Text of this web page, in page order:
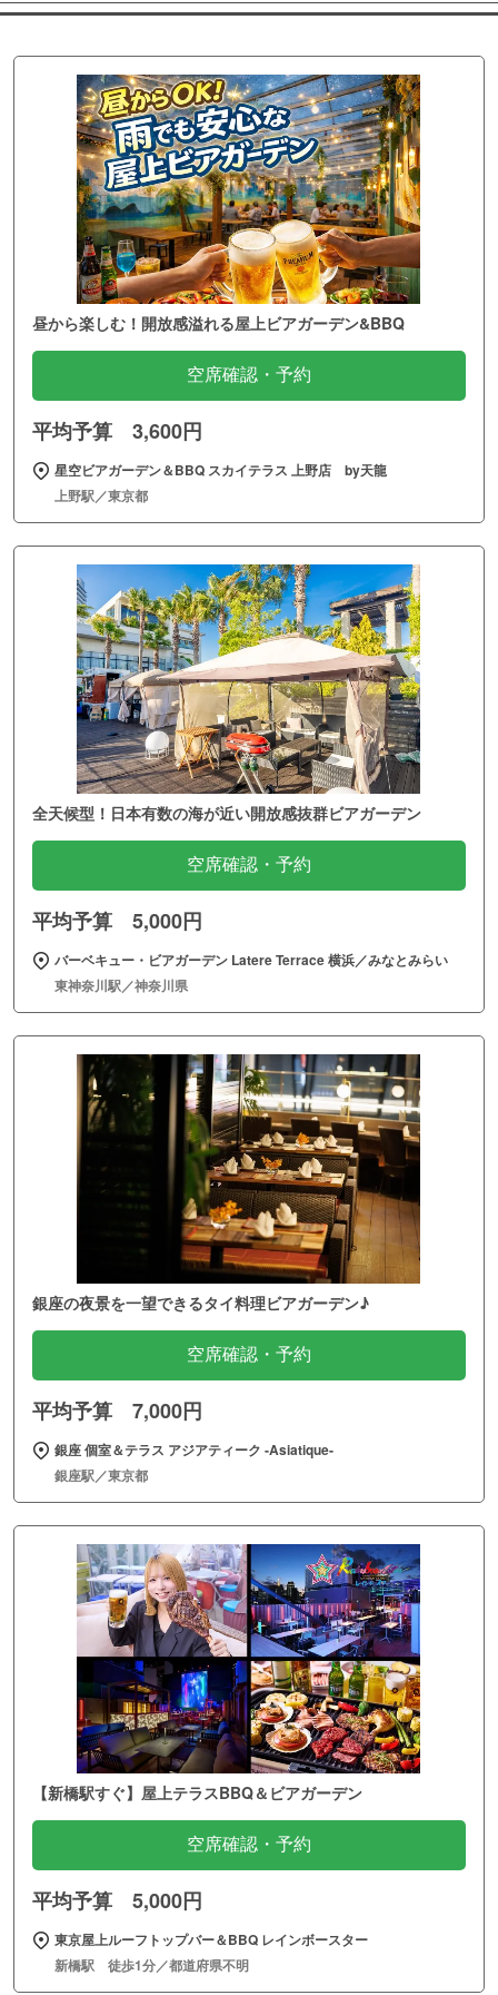
昼から楽しむ！開放感溢れる屋上ビアガーデン&BBQ
空席確認・予約
平均予算 3,600円
星空ビアガーデン＆BBQ スカイテラス 上野店 by天龍
上野駅／東京都
全天候型！日本有数の海が近い開放感抜群ビアガーデン
空席確認・予約
平均予算 5,000円
バーベキュー・ビアガーデン Latere Terrace 横浜／みなとみらい
東神奈川駅／神奈川県
銀座の夜景を一望できるタイ料理ビアガーデン♪
空席確認・予約
平均予算 7,000円
銀座 個室＆テラス アジアティーク ‐Asiatique‐
銀座駅／東京都
【新橋駅すぐ】屋上テラスBBQ＆ビアガーデン
空席確認・予約
平均予算 5,000円
東京屋上ルーフトップバー＆BBQ レインボースター
新橋駅 徒歩1分／都道府県不明